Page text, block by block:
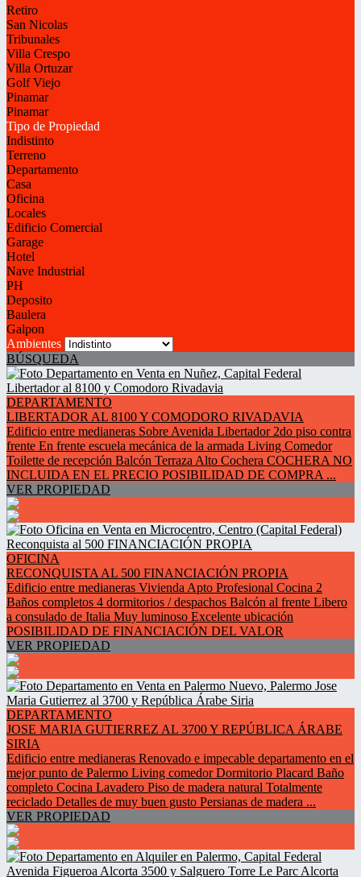
Retiro
San Nicolas
Tribunales
Villa Crespo
Villa Ortuzar
Golf Viejo
Pinamar
Pinamar
Tipo de Propiedad
Indistinto
Terreno
Departamento
Casa
Oficina
Locales
Edificio Comercial
Garage
Hotel
Nave Industrial
PH
Deposito
Baulera
Galpon
Ambientes
BÚSQUEDA
DEPARTAMENTO
LIBERTADOR AL 8100 Y COMODORO RIVADAVIA
Edificio entre medianeras Sobre Avenida Libertador 2do piso contra
frente En frente escuela mecánica de la armada Living Comedor
Toilette de recepción Balcón Terraza Alto Cochera COCHERA NO
INCLUIDA EN EL PRECIO POSIBILIDAD DE COMPRA ...
VER PROPIEDAD
OFICINA
RECONQUISTA AL 500 FINANCIACIÓN PROPIA
Edificio entre medianeras Vivienda Apto Profesional Cocina 2
Baños completos 4 dormitorios / despachos Balcón al frente Libero
a consulado de Italia Muy luminoso Excelente ubicación
POSIBILIDAD DE FINANCIACIÓN DEL VALOR
VER PROPIEDAD
DEPARTAMENTO
JOSE MARIA GUTIERREZ AL 3700 Y REPÚBLICA ÁRABE
SIRIA
Edificio entre medianeras Renovado e impecable departamento en el
mejor punto de Palermo Living comedor Dormitorio Placard Baño
completo Cocina Lavadero Piso de madera natural Totalmente
reciclado Detalles de muy buen gusto Persianas de madera ...
VER PROPIEDAD